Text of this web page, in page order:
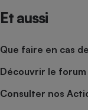
Et aussi
Que faire en cas
Découvrir le forum
Consulter nos